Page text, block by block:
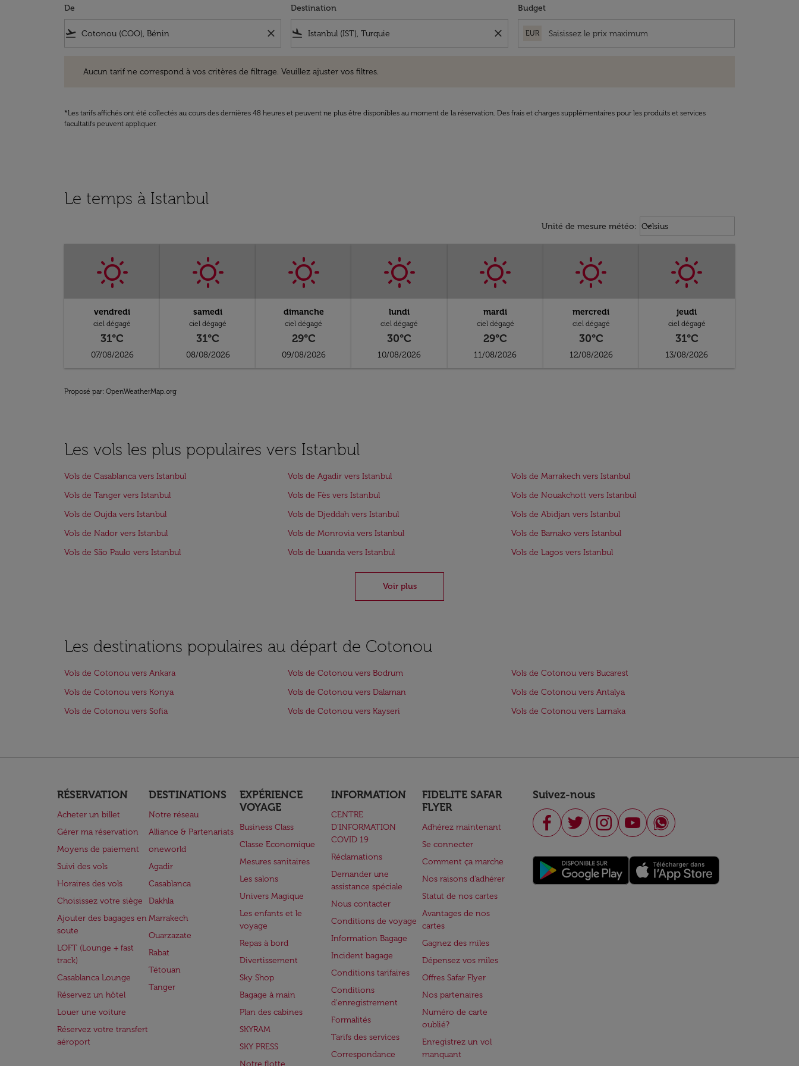
De
flight_takeoff close
Destination
flight_land close
Budget
EUR
Aucun tarif ne correspond à vos critères de filtrage. Veuillez ajuster vos filtres.
*Les tarifs affichés ont été collectés au cours des dernières 48 heures et peuvent ne plus être disponibles au moment de la réservation. Des frais et charges supplémentaires pour les produits et services
facultatifs peuvent appliquer.
Le temps à Istanbul
Unité de mesure météo: Weather unit option Celsius
Celsius
keyboard_arrow_down
vendredi
ciel dégagé
31°C
07/08/2026
samedi
ciel dégagé
31°C
08/08/2026
dimanche
ciel dégagé
29°C
09/08/2026
lundi
ciel dégagé
30°C
10/08/2026
mardi
ciel dégagé
29°C
11/08/2026
mercredi
ciel dégagé
30°C
12/08/2026
jeudi
ciel dégagé
31°C
13/08/2026
Proposé par: OpenWeatherMap.org
Les vols les plus populaires vers Istanbul
Vols de Casablanca vers Istanbul Vols de Agadir vers Istanbul
Vols de Marrakech vers Istanbul
Vols de Tanger vers Istanbul
Vols de Fès vers Istanbul
Vols de Nouakchott vers Istanbul
Vols de Oujda vers Istanbul
Vols de Djeddah vers Istanbul
Vols de Abidjan vers Istanbul
Vols de Nador vers Istanbul
Vols de Monrovia vers Istanbul
Vols de Bamako vers Istanbul
Vols de São Paulo vers Istanbul
Vols de Luanda vers Istanbul Vols de Lagos vers Istanbul
Voir plus
Les destinations populaires au départ de Cotonou
Vols de Cotonou vers Ankara Vols de Cotonou vers Bodrum
Vols de Cotonou vers Bucarest
Vols de Cotonou vers Konya
Vols de Cotonou vers Dalaman
Vols de Cotonou vers Antalya
Vols de Cotonou vers Sofia
Vols de Cotonou vers Kayseri Vols de Cotonou vers Larnaka
RÉSERVATION
Acheter un billet
Gérer ma réservation
Moyens de paiement
Suivi des vols
Horaires des vols
Choisissez votre siège
Ajouter des bagages en
soute
LOFT (Lounge + fast
track)
Casablanca Lounge
Réservez un hôtel
Louer une voiture
Réservez votre transfert
aéroport
DESTINATIONS
Notre réseau
Alliance & Partenariats
oneworld
Agadir
Casablanca
Dakhla
Marrakech
Ouarzazate
Rabat
Tétouan
Tanger
EXPÉRIENCE
VOYAGE
Business Class
Classe Economique
Mesures sanitaires
Les salons
Univers Magique
Les enfants et le
voyage
Repas à bord
Divertissement
Sky Shop
Bagage à main
Plan des cabines
SKYRAM
SKY PRESS
Notre flotte
INFORMATION
CENTRE
D’INFORMATION
COVID 19
Réclamations
Demander une
assistance spéciale
Nous contacter
Conditions de voyage
Information Bagage
Incident bagage
Conditions tarifaires
Conditions
d'enregistrement
Formalités
Tarifs des services
Correspondance
FIDELITE SAFAR
FLYER
Adhérez maintenant
Se connecter
Comment ça marche
Nos raisons d'adhérer
Statut de nos cartes
Avantages de nos
cartes
Gagnez des miles
Dépensez vos miles
Offres Safar Flyer
Nos partenaires
Numéro de carte
oublié?
Enregistrez un vol
manquant
Suivez-nous